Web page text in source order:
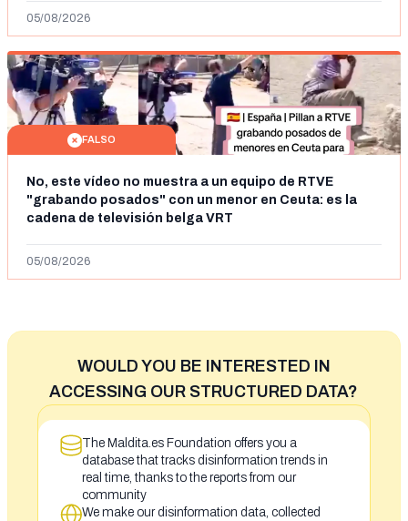
05/08/2026
FALSO
No, este vídeo no muestra a un equipo de RTVE
"grabando posados" con un menor en Ceuta: es la
cadena de televisión belga VRT
05/08/2026
WOULD YOU BE INTERESTED IN
ACCESSING OUR STRUCTURED DATA?
The Maldita.es Foundation offers you a
database that tracks disinformation trends in
real time, thanks to the reports from our
community
We make our disinformation data, collected